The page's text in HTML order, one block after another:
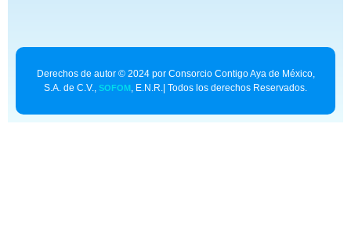
Derechos de autor © 2024 por Consorcio Contigo Aya de México,
S.A. de C.V., SOFOM , E.N.R.| Todos los derechos Reservados.